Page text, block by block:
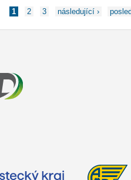
1 2 3 následující ›